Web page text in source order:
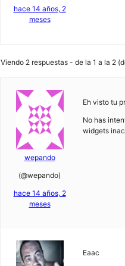
hace 14 años, 2
meses
Viendo 2 respuestas - de la 1 a la 2
wepando
(@wepando)
hace 14 años, 2
meses
Eh visto tu
No has
widgets
Eaac